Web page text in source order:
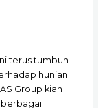
terus tumbuh
hunian.
Group kian
berbagai